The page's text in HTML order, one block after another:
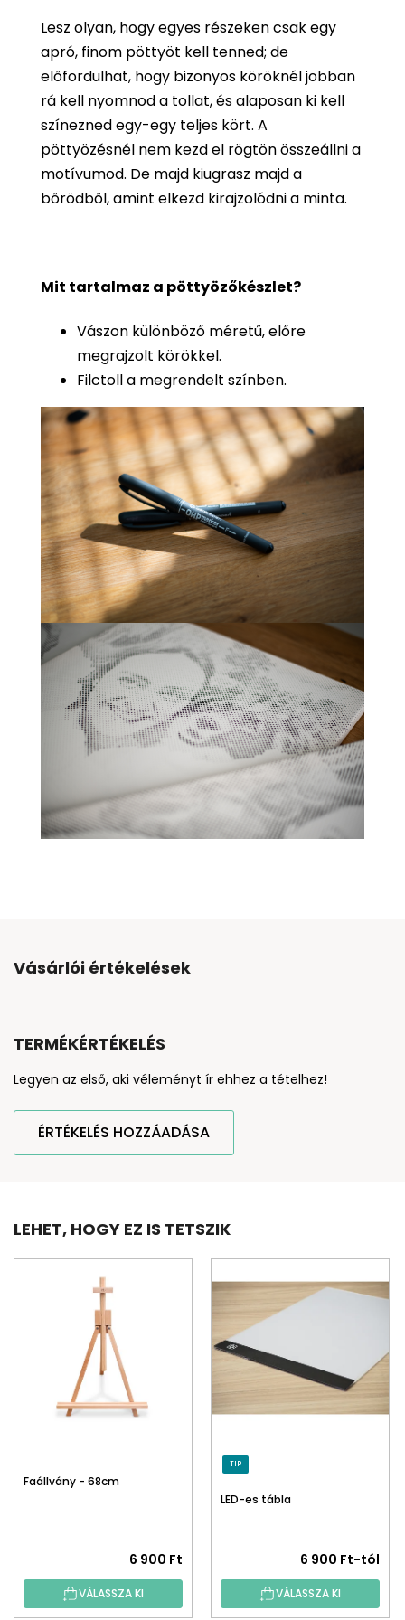
Lesz olyan, hogy egyes részeken csak egy
apró, finom pöttyöt kell tenned; de
előfordulhat, hogy bizonyos köröknél jobban
rá kell nyomnod a tollat, és alaposan ki kell
színezned egy-egy teljes kört. A
pöttyözésnél nem kezd el rögtön összeállni a
motívumod. De majd kiugrasz majd a
bőrödből, amint elkezd kirajzolódni a minta.
Mit tartalmaz a pöttyözőkészlet?
Vászon különböző méretű, előre
megrajzolt körökkel.
Filctoll a megrendelt színben.
Vásárlói értékelések
TERMÉKÉRTÉKELÉS
Legyen az első, aki véleményt ír ehhez a tételhez!
ÉRTÉKELÉS HOZZÁADÁSA
LEHET, HOGY EZ IS TETSZIK
Faállvány - 68cm
6 900 Ft
VÁLASSZA KI
TIP
LED-es tábla
6 900 Ft-tól
VÁLASSZA KI